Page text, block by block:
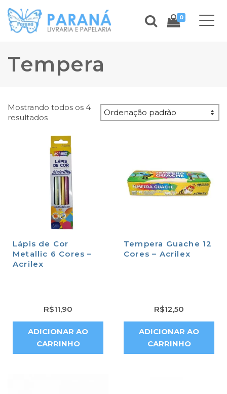
0
Tempera
Mostrando todos os 4
resultados
Lápis de Cor
Metallic 6 Cores –
Acrilex
R$11,90
ADICIONAR AO
CARRINHO
Tempera Guache 12
Cores – Acrilex
R$12,50
ADICIONAR AO
CARRINHO